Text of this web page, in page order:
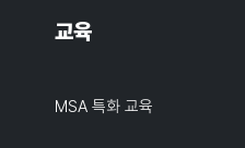
교육
MSA 특화 교육